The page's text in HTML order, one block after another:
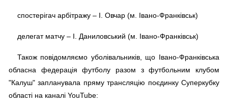
спостерігач арбітражу – І. Овчар (м. Івано-Франківськ)
делегат матчу – І. Дaнилoвcький (м. Івано-Франківськ)
Також повідомляємо уболівальників, що Івано-Франківська
обласна федерація футболу разом з футбольним клубом
"Калуш" запланувала пряму трансляцію поєдинку Суперкубку
області на каналі YouTube: